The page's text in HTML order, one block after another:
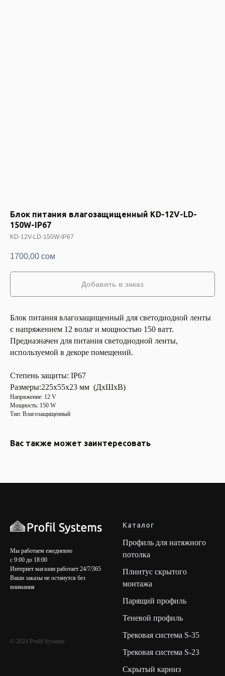
Блок питания влагозащищенный KD-12V-LD-
150W-IP67
KD-12V-LD-150W-IP67
1700,00 сом
Добавить в заказ
Блок питания влагозащищенный для светодиодной ленты
с напряжением 12 вольт и мощностью 150 ватт.
Предназначен для питания светодиодной ленты,
используемой в декоре помещений.
Степень защиты: IP67
Размеры:225x55x23 мм (ДхШхВ)
Напряжение: 12 V
Мощность: 150 W
Тип: Влагозащищенный
Вас также может заинтересовать
Мы работаем ежедневно
с 9:00 до 18:00
Интернет магазин работает 24/7/365
Ваши заказы не останутся без
внимания
© 2024 Profil Systems
Каталог
Профиль для натяжного
потолка
Плинтус скрытого
монтажа
Парящий профиль
Теневой профиль
Трековая система S-35
Трековая система S-23
Скрытый карниз